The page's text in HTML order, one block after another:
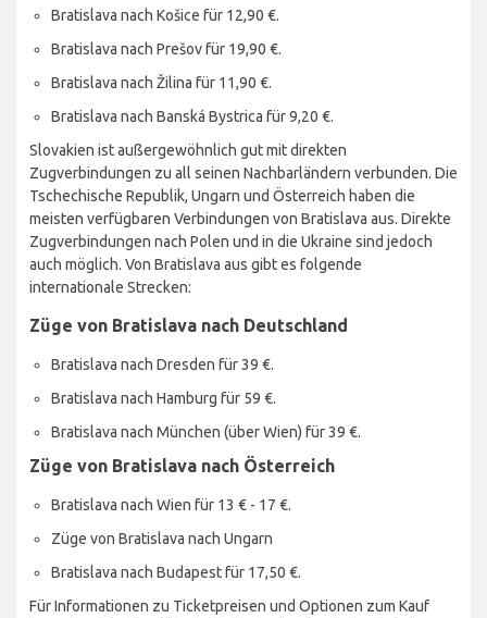
Bratislava nach Košice für 12,90 €.
Bratislava nach Prešov für 19,90 €.
Bratislava nach Žilina für 11,90 €.
Bratislava nach Banská Bystrica für 9,20 €.
Slovakien ist außergewöhnlich gut mit direkten
Zugverbindungen zu all seinen Nachbarländern verbunden. Die
Tschechische Republik, Ungarn und Österreich haben die
meisten verfügbaren Verbindungen von Bratislava aus. Direkte
Zugverbindungen nach Polen und in die Ukraine sind jedoch
auch möglich. Von Bratislava aus gibt es folgende
internationale Strecken:
Züge von Bratislava nach Deutschland
Bratislava nach Dresden für 39 €.
Bratislava nach Hamburg für 59 €.
Bratislava nach München (über Wien) für 39 €.
Züge von Bratislava nach Österreich
Bratislava nach Wien für 13 € - 17 €.
Züge von Bratislava nach Ungarn
Bratislava nach Budapest für 17,50 €.
Für Informationen zu Ticketpreisen und Optionen zum Kauf